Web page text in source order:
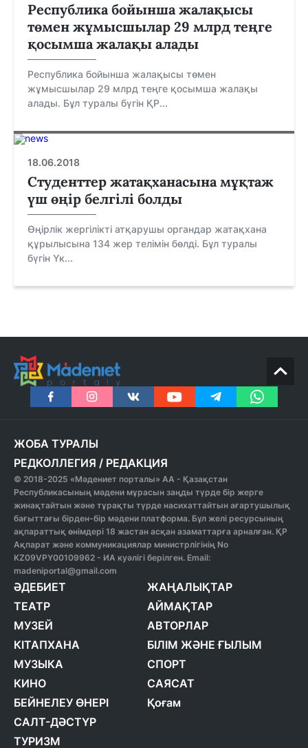
Республика бойынша жалақысы
төмен жұмысшылар 29 млрд теңге
қосымша жалақы алады
Республика бойынша жалақысы төмен
жұмысшылар 29 млрд теңге қосымша жалақы
алады. Бұл туралы бүгін ҚР...
18.06.2018
Студенттер жатақханасына мұқтаж
үш өңір белгілі болды
Өңірлік жергілікті атқарушы органдар жатақхана
құрылысына 134 жер телімін бөлді. Бұл туралы
бүгін Үк...
ЖОБА ТУРАЛЫ
РЕДКОЛЛЕГИЯ / РЕДАКЦИЯ
© 2018-2025 «Мәдениет порталы» АА - Қазақстан
Республикасының мәдени мұрасын заңды түрде бір жерге
жинақтайтын және тұрақты түрде насихаттайтын ағартушылық
бағыттағы бірден-бір мәдени платформа. Бұл желі ресурсының
ақпараттық өнімдері 18 жастан асқан азаматтарға арналған. ҚР
Ақпарат және коммуникациялар министрлігінің No
KZ09VPY00109962 - ИА куәлігі берілген. Email:
madeniportal@gmail.com
ӘДЕБИЕТ
ТЕАТР
МУЗЕЙ
КІТАПХАНА
МУЗЫКА
КИНО
БЕЙНЕЛЕУ ӨНЕРІ
САЛТ-ДӘСТҮР
ТУРИЗМ
ЖАҢАЛЫҚТАР
АЙМАҚТАР
АВТОРЛАР
БІЛІМ ЖӘНЕ ҒЫЛЫМ
СПОРТ
САЯСАТ
Қоғам